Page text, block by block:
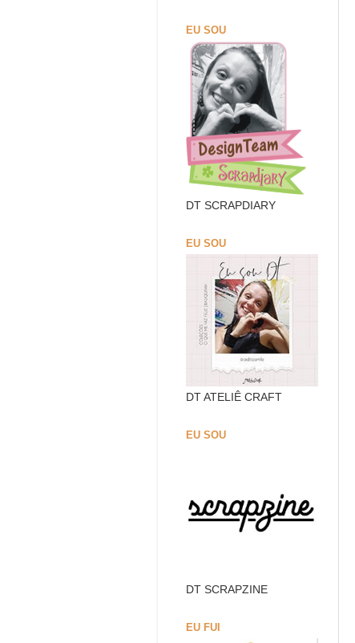
EU SOU
DT SCRAPDIARY
EU SOU
DT ATELIÊ CRAFT
EU SOU
DT SCRAPZINE
EU FUI